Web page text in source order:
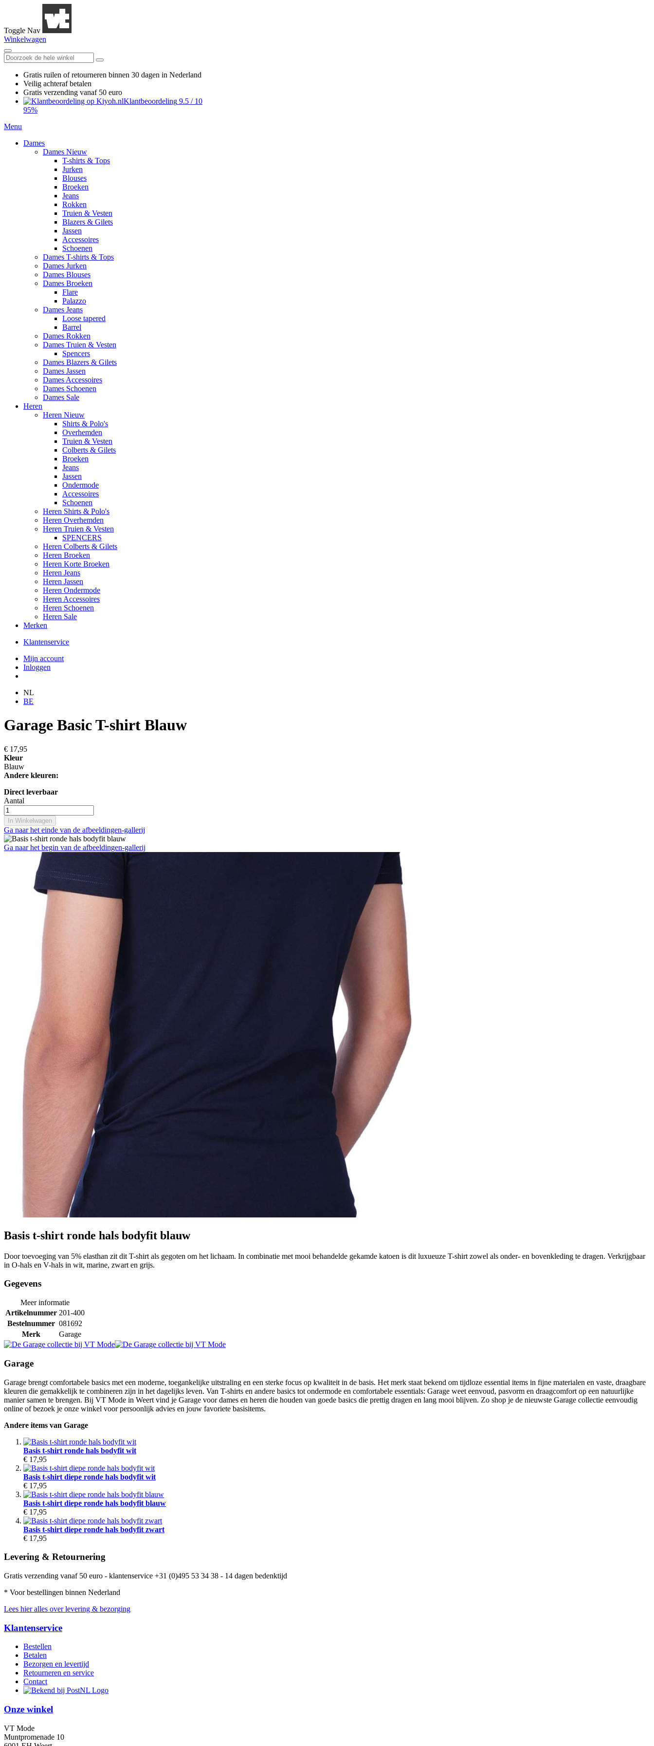
Toggle Nav
Winkelwagen
Gratis ruilen of retourneren binnen 30 dagen in Nederland
Veilig achteraf betalen
Gratis verzending vanaf 50 euro
Klantbeoordeling 9.5 / 10
95%
Menu
Dames
Dames Nieuw
T-shirts & Tops
Jurken
Blouses
Broeken
Jeans
Rokken
Truien & Vesten
Blazers & Gilets
Jassen
Accessoires
Schoenen
Dames T-shirts & Tops
Dames Jurken
Dames Blouses
Dames Broeken
Flare
Palazzo
Dames Jeans
Loose tapered
Barrel
Dames Rokken
Dames Truien & Vesten
Spencers
Dames Blazers & Gilets
Dames Jassen
Dames Accessoires
Dames Schoenen
Dames Sale
Heren
Heren Nieuw
Shirts & Polo's
Overhemden
Truien & Vesten
Colberts & Gilets
Broeken
Jeans
Jassen
Ondermode
Accessoires
Schoenen
Heren Shirts & Polo's
Heren Overhemden
Heren Truien & Vesten
SPENCERS
Heren Colberts & Gilets
Heren Broeken
Heren Korte Broeken
Heren Jeans
Heren Jassen
Heren Ondermode
Heren Accessoires
Heren Schoenen
Heren Sale
Merken
Klantenservice
Mijn account
Inloggen
NL
BE
Garage Basic T-shirt Blauw
€ 17,95
Kleur
Blauw
Andere kleuren:
Direct leverbaar
Aantal
In Winkelwagen
Ga naar het einde van de afbeeldingen-gallerij
Ga naar het begin van de afbeeldingen-gallerij
Basis t-shirt ronde hals bodyfit blauw
Door toevoeging van 5% elasthan zit dit T-shirt als gegoten om het lichaam. In combinatie met mooi behandelde gekamde katoen is dit luxueuze T-shirt zowel als onder- en bovenkleding te dragen. Verkrijgbaar
in O-hals en V-hals in wit, marine, zwart en grijs.
Gegevens
Meer informatie
Artikelnummer 201-400
Bestelnummer 081692
Merk
Garage
Garage
Garage brengt comfortabele basics met een moderne, toegankelijke uitstraling en een sterke focus op kwaliteit in de basis. Het merk staat bekend om tijdloze essential items in fijne materialen en vaste, draagbare
kleuren die gemakkelijk te combineren zijn in het dagelijks leven. Van T-shirts en andere basics tot ondermode en comfortabele essentials: Garage weet eenvoud, pasvorm en draagcomfort op een natuurlijke
manier samen te brengen. Bij VT Mode in Weert vind je Garage voor dames en heren die houden van goede basics die prettig dragen en lang mooi blijven. Zo shop je de nieuwste Garage collectie eenvoudig
online of bezoek je onze winkel voor persoonlijk advies en jouw favoriete basisitems.
Andere items van Garage
Basis t-shirt ronde hals bodyfit wit
€ 17,95
Basis t-shirt diepe ronde hals bodyfit wit
€ 17,95
Basis t-shirt diepe ronde hals bodyfit blauw
€ 17,95
Basis t-shirt diepe ronde hals bodyfit zwart
€ 17,95
Levering & Retournering
Gratis verzending vanaf 50 euro - klantenservice +31 (0)495 53 34 38 - 14 dagen bedenktijd
* Voor bestellingen binnen Nederland
Lees hier alles over levering & bezorging
Klantenservice
Bestellen
Betalen
Bezorgen en levertijd
Retourneren en service
Contact
Onze winkel
VT Mode
Muntpromenade 10